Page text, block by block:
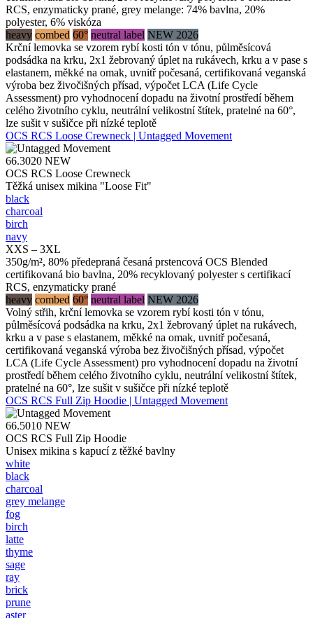
RCS, enzymaticky prané, grey melange: 74% bavlna, 20%
polyester, 6% viskóza
heavy combed 60° neutral label NEW 2026
Krční lemovka se vzorem rybí kosti tón v tónu, půlměsícová
podsádka na krku, 2x1 žebrovaný úplet na rukávech, krku a v pase s
elastanem, měkké na omak, uvnitř počesaná, certifikovaná veganská
výroba bez živočišných přísad, výpočet LCA (Life Cycle
Assessment) pro vyhodnocení dopadu na životní prostředí během
celého životního cyklu, neutrální velikostní štítek, pratelné na 60°,
lze sušit v sušičce při nízké teplotě
OCS RCS Loose Crewneck | Untagged Movement
66.3020 NEW
OCS RCS Loose Crewneck
Těžká unisex mikina "Loose Fit"
black
charcoal
birch
navy
XXS – 3XL
350g/m², 80% předepraná česaná prstencová OCS Blended
certifikovaná bio bavlna, 20% recyklovaný polyester s certifikací
RCS, enzymaticky prané
heavy combed 60° neutral label NEW 2026
Volný střih, krční lemovka se vzorem rybí kosti tón v tónu,
půlměsícová podsádka na krku, 2x1 žebrovaný úplet na rukávech,
krku a v pase s elastanem, měkké na omak, uvnitř počesaná,
certifikovaná veganská výroba bez živočišných přísad, výpočet
LCA (Life Cycle Assessment) pro vyhodnocení dopadu na životní
prostředí během celého životního cyklu, neutrální velikostní štítek,
pratelné na 60°, lze sušit v sušičce při nízké teplotě
OCS RCS Full Zip Hoodie | Untagged Movement
66.5010 NEW
OCS RCS Full Zip Hoodie
Unisex mikina s kapucí z těžké bavlny
white
black
charcoal
grey melange
fog
birch
latte
thyme
sage
ray
brick
prune
aster